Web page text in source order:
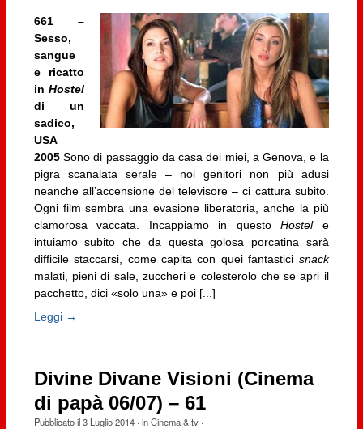
661 –
Sesso,
sangue
e ricatto
inHostel
di un
sadico,
USA
2005Sono di passaggio da casa dei miei, a Genova, e la
pigra scanalata serale – noi genitori non più adusi
neanche all’accensione del televisore – ci cattura subito.
Ogni film sembra una evasione liberatoria, anche la più
clamorosa vaccata. Incappiamo in questoHostel e
intuiamo subito che da questa golosa porcatina sarà
difficile staccarsi, come capita con quei fantastici snack
malati, pieni di sale, zuccheri e colesterolo che se apri il
pacchetto, dici «solo una» e poi [...]
Leggi →
Divine Divane Visioni (Cinema
di papà 06/07) – 61
Pubblicato il3 Luglio 2014· inCinema & tv·